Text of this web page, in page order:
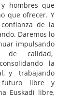
hombres que
que ofrecer. Y
de la
Daremos lo
impulsando
de calidad,
la
y trabajando
libre y
Euskadi libre,